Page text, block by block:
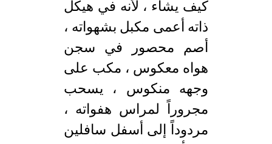
كيف يشاء ، لأنه في هيكل
ذاته أعمى مكبل بشهواته ،
أصم محصور في سجن
هواه معكوس ، مكب على
وجهه منكوس ، يسحب
مجروراً لمراس هفواته ،
مردوداً إلى أسفل سافلين